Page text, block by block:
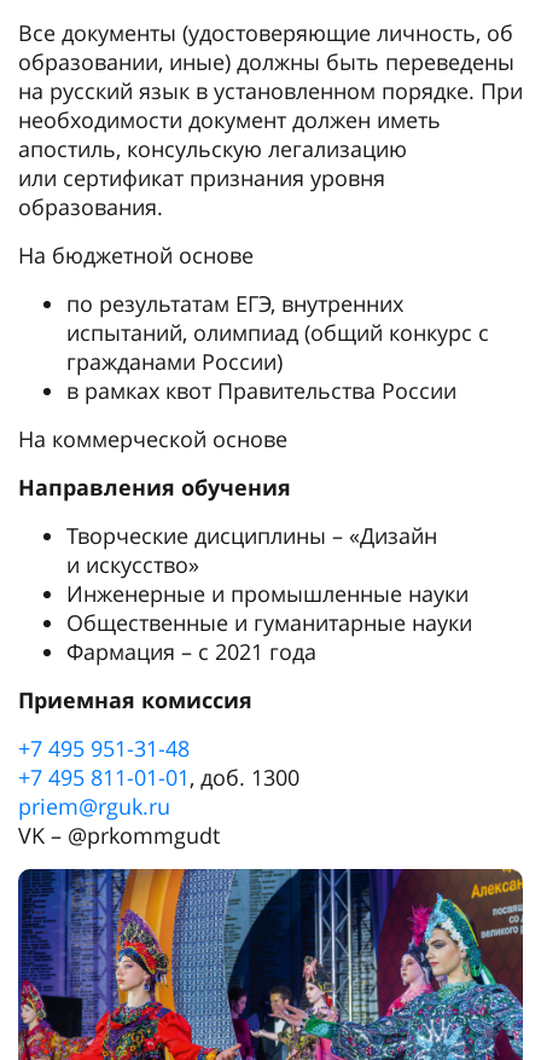
Все документы (удостоверяющие личность, об
образовании, иные) должны быть переведены
на русский язык в установленном порядке. При
необходимости документ должен иметь
апостиль, консульскую легализацию
или сертификат признания уровня
образования.
На бюджетной основе
по результатам ЕГЭ, внутренних
испытаний, олимпиад (общий конкурс с
гражданами России)
в рамках квот Правительства России
На коммерческой основе
Направления обучения
Творческие дисциплины – «Дизайн
и искусство»
Инженерные и промышленные науки
Общественные и гуманитарные науки
Фармация – с 2021 года
Приемная комиссия
+7 495 951-31-48
+7 495 811-01-01, доб. 1300
priem@rguk.ru
VK – @prkommgudt